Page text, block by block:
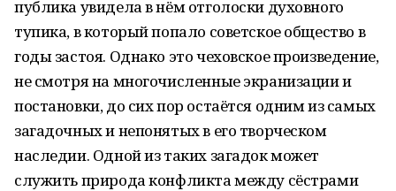
публика увидела в нём отголоски духовного
тупика, в который попало советское общество в
годы застоя. Однако это чеховское произведение,
не смотря на многочисленные экранизации и
постановки, до сих пор остаётся одним из самых
загадочных и непонятых в его творческом
наследии. Одной из таких загадок может
служить природа конфликта между сёстрами